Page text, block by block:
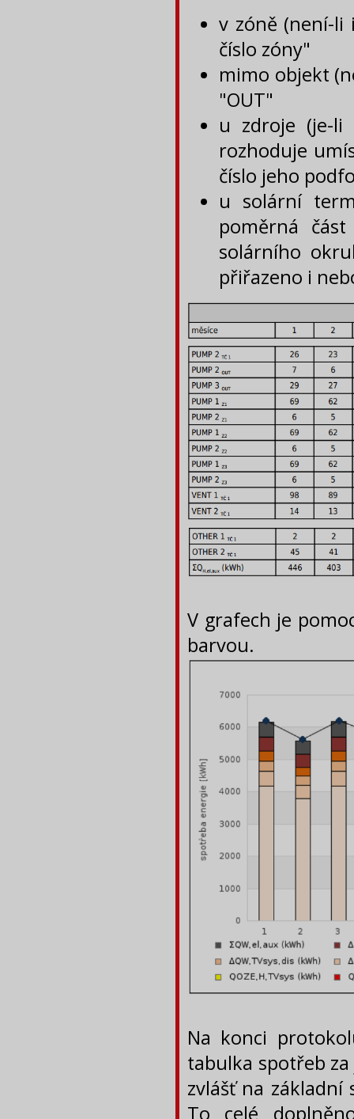
v zóně (není-li
číslo zóny"
mimo objekt
"OUT"
u zdroje (je-li
rozhoduje
číslo jeho
u solární
poměrná
solárního
přiřazeno i
V grafech je
barvou.
Na konci
tabulka spotřeb
zvlášť na
To celé